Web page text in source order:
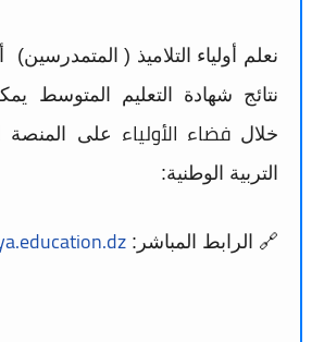
نعلم أولياء التلاميذ (
نتائج شهادة التعليم المتوسط
خلالفضاء الأولياء على المنصة
التربية الوطنية:
🔗 الرابط المباشر: